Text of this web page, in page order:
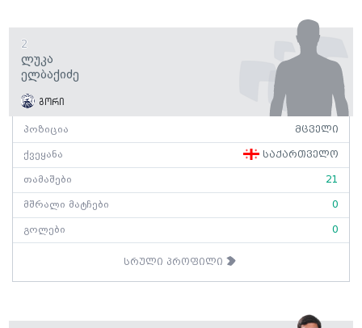
2
Ლუკა
Ელბაქიძე
გორი
პოზიცია მცველი
ქვეყანა საქართველო
თამაშები 21
მშრალი მატჩები 0
გოლები 0
სრული პროფილი